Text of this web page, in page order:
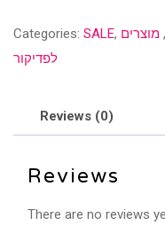
-
מארז
יח'
quantity
Categories: SALE, , מוצרים
לפדיקור
Reviews (0)
Reviews
There are no reviews